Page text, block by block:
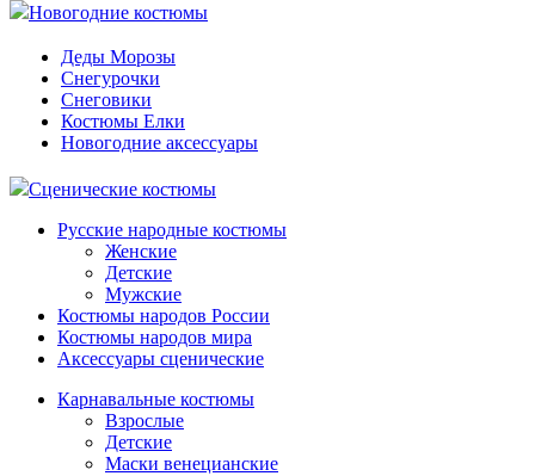
Новогодние костюмы
Деды Морозы
Снегурочки
Снеговики
Костюмы Елки
Новогодние аксессуары
Сценические костюмы
Русские народные костюмы
Женские
Детские
Мужские
Костюмы народов России
Костюмы народов мира
Аксессуары сценические
Карнавальные костюмы
Взрослые
Детские
Маски венецианские